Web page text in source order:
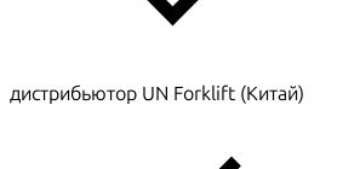
дистрибьютор UN Forklift (Китай)